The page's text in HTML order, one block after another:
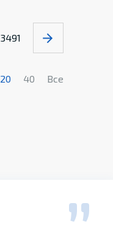
3491
20 40 Все